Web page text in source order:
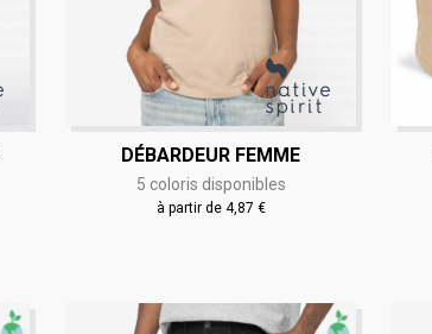
DÉBARDEUR FEMME
5 coloris disponibles
à partir de 4,87 €